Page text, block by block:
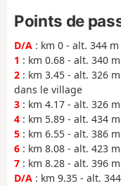
Points de
D/A : km 0 - alt. 344
1 : km 0.68 - alt. 340
2 : km 3.45 - alt. 326
dans le village
3 : km 4.17 - alt. 326
4 : km 5.89 - alt. 434
5 : km 6.55 - alt. 386
6 : km 8.08 - alt. 423
7 : km 8.28 - alt. 396
D/A : km 9.35 - alt.